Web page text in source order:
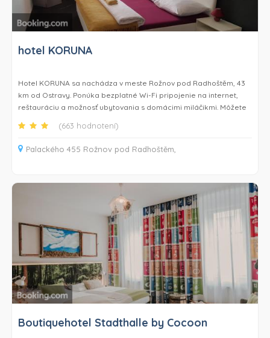
hotel KORUNA
Hotel KORUNA sa nachádza v meste Rožnov pod Radhoštěm, 43
km od Ostravy. Ponúka bezplatné Wi-Fi pripojenie na internet,
reštauráciu a možnosť ubytovania s domácimi miláčikmi. Môžete
parkovisko dostupné na požiadanie.
Každá izba je vybavená TV s plochou obrazovkou. Niektoré majú
Ubytovacie zariadenie ponúka služby predaja vstupeniek. Ako
hostia môžete využiť zľavu na letiskový transfer.
V hoteli si môžete zahrať šípky a biliard. Velké Kralovice sa
nachádzajú 15 km a Tešín 48 km hotela. Najbližšie letisko je letisko
Leoša Janáčka vzdialené 26 km. Za príplatok je vám k dispozícii
kyvadlová doprava luxusnou limuzínou medzi hotelom a letiskom.
(663 hodnotení)
Palackého 455 Rožnov pod Radhoštěm,
Boutiquehotel Stadthalle by Cocoon